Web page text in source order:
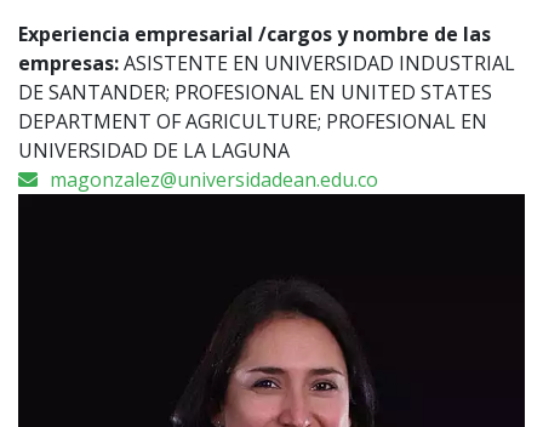
Experiencia empresarial /cargos y nombre de las
empresas:ASISTENTE EN UNIVERSIDAD INDUSTRIAL
DE SANTANDER; PROFESIONAL EN UNITED STATES
DEPARTMENT OF AGRICULTURE; PROFESIONAL EN
UNIVERSIDAD DE LA LAGUNA
magonzalez@universidadean.edu.co